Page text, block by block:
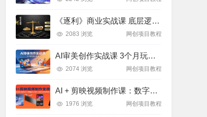
《逐利》商业实战课 底层逻辑 + 18 锦囊 跨周期财富心法
2083 浏览 网创项目教程
AI审美创作实战课 3个月玩透AI艺术 突破创作瓶颈
2074 浏览 网创项目教程
AI + 剪映视频制作课：数字人特效 + 带货转型，全攻略实操教学
1976 浏览 网创项目教程